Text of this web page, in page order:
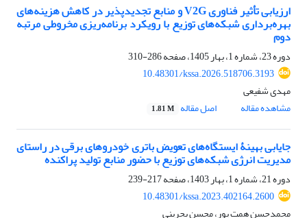
ارزیابی تأثیر فناوری V2G و منابع تجدیدپذیر در کاهش هزینه‌های
بهره‌برداری شبکه‌های توزیع با رویکرد برنامه‌ریزی مخروطی مرتبه
دوم
دوره 23، شماره 1، بهار 1405، صفحه
286-310
10.48301/kssa.2026.518706.3193
مهدی شفیعی
مشاهده مقاله
اصل مقاله 1.81 M
جایابی بهینۀ ایستگاه‌های تعویض باتری خودروهای برقی در راستای
مدیریت انرژی شبکه‌های توزیع با حضور منابع تولید پراکنده
دوره 21، شماره 1، بهار 1403، صفحه
217-239
10.48301/kssa.2023.402164.2600
محمدحسن همت پور، محسن بحرینی